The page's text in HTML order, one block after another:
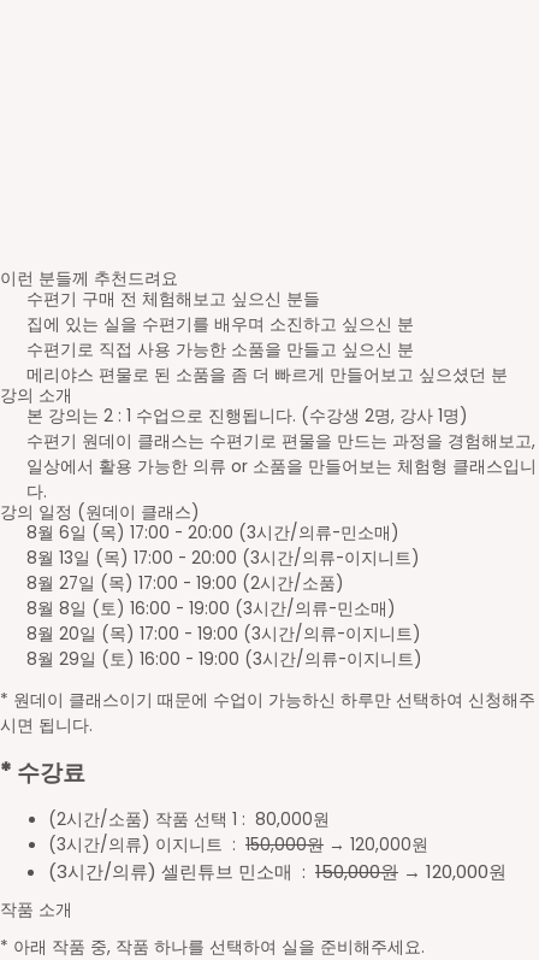
이런 분들께 추천드려요
수편기 구매 전 체험해보고 싶으신 분들
집에 있는 실을 수편기를 배우며 소진하고 싶으신 분
수편기로 직접 사용 가능한 소품을 만들고 싶으신 분
메리야스 편물로 된 소품을 좀 더 빠르게 만들어보고 싶으셨던 분
강의 소개
본 강의는 2 : 1 수업으로 진행됩니다. (수강생 2명, 강사 1명)
수편기 원데이 클래스는 수편기로 편물을 만드는 과정을 경험해보고,
일상에서 활용 가능한 의류 or 소품을 만들어보는 체험형 클래스입니
다.
강의 일정 (원데이 클래스)
8월 6일 (목) 17:00 - 20:00 (3시간/의류-민소매)
8월 13일 (목) 17:00 - 20:00 (3시간/의류-이지니트)
8월 27일 (목) 17:00 - 19:00 (2시간/소품)
8월 8일 (토) 16:00 - 19:00 (3시간/의류-민소매)
8월 20일 (목) 17:00 - 19:00 (3시간/의류-이지니트)
8월 29일 (토) 16:00 - 19:00 (3시간/의류-이지니트)
* 원데이 클래스이기 때문에 수업이 가능하신 하루만 선택하여 신청해주
시면 됩니다.
* 수강료
(2시간/소품) 작품 선택 1 : 80,000원
(3시간/의류) 이지니트 : 150,000원 → 120,000원
(3시간/의류) 셀린튜브 민소매 : 150,000원 → 120,000원
작품 소개
* 아래 작품 중, 작품 하나를 선택하여 실을 준비해주세요.